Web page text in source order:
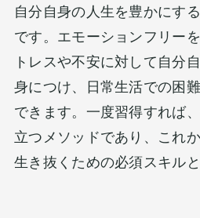
自分自身の人生を豊かにす
です。エモーションフリー
トレスや不安に対して自分
身につけ、日常生活での困
できます。一度習得すれば
立つメソッドであり、これ
生き抜くための必須スキルと